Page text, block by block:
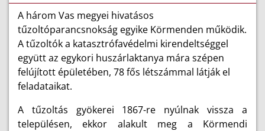
A három Vas megyei hivatásos
tűzoltóparancsnokság egyike Körmenden működik.
A tűzoltók a katasztrófavédelmi kirendeltséggel
együtt az egykori huszárlaktanya mára szépen
felújított épületében, 78 fős létszámmal látják el
feladataikat.
A tűzoltás gyökerei 1867-re nyúlnak vissza a
településen, ekkor alakult meg a Körmendi